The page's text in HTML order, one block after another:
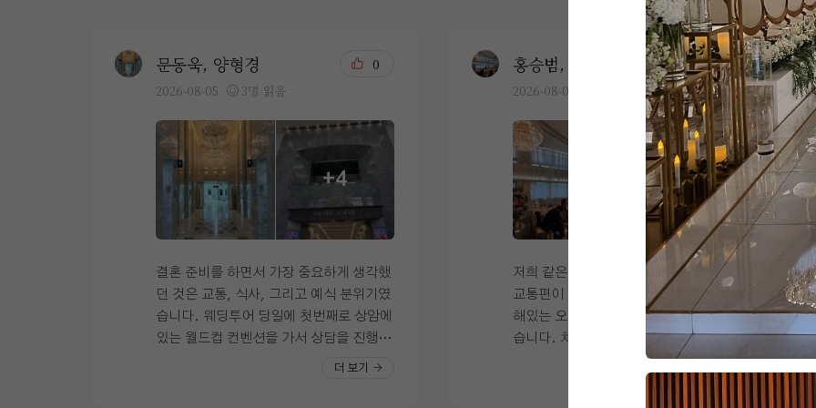
문동욱, 양형경
2026-08-05 3명 읽음
0
+4
결혼 준비를 하면서 가장 중요하게 생각했
던 것은 교통, 식사, 그리고 예식 분위기였
습니다. 웨딩투어 당일에 첫번째로 상암에
있는 월드컵 컨벤션을 가서 상담을 진행했
고 두번째는 시청역에 위치한 오펠리스 웨
더 보기
홍승범, 연지윤
2026-08-03 26명 읽음
0
+6
저희 같은 경우에는 지방 하객 분들이 많아
교통편이 중요한지라 서울역 주변에 위치
해있는 오펠리스 웨딩홀을 찾아가게 되었
습니다. 처음 찾아갔을 때 식장이 20층이
라고 해서 올라오는데 힘들면 어떡하나 라
는 걱정도 있었는데 신식 전용 엘레베이터
가 따로 있었고 속도도 빨라서 그 부분에